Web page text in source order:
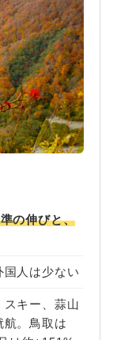
の伸びと、
国人は少ない
スキー、蒜山
航。鳥取は